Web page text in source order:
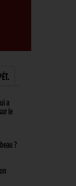
a
le
?